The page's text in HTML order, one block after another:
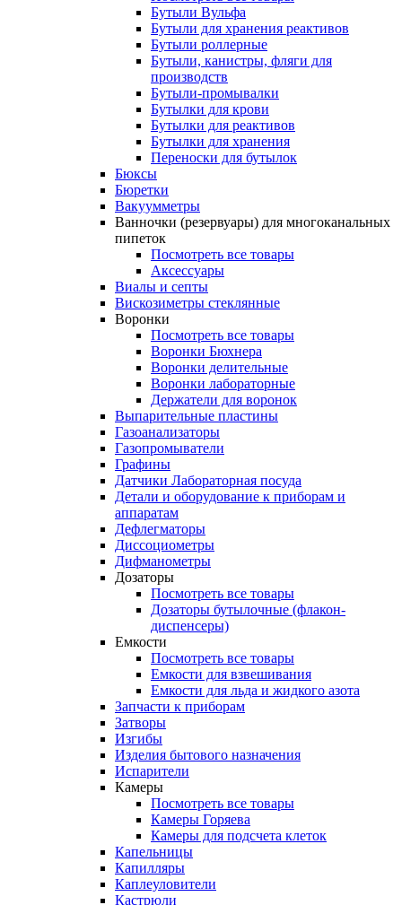
Бутыли Вульфа
Бутыли для хранения реактивов
Бутыли роллерные
Бутыли, канистры, фляги для
производств
Бутыли-промывалки
Бутылки для крови
Бутылки для реактивов
Бутылки для хранения
Переноски для бутылок
Бюксы
Бюретки
Вакуумметры
Ванночки (резервуары) для многоканальных
пипеток
Посмотреть все товары
Аксессуары
Виалы и септы
Вискозиметры стеклянные
Воронки
Посмотреть все товары
Воронки Бюхнера
Воронки делительные
Воронки лабораторные
Держатели для воронок
Выпарительные пластины
Газоанализаторы
Газопромыватели
Графины
Датчики Лабораторная посуда
Детали и оборудование к приборам и
аппаратам
Дефлегматоры
Диссоциометры
Дифманометры
Дозаторы
Посмотреть все товары
Дозаторы бутылочные (флакон-
диспенсеры)
Емкости
Посмотреть все товары
Емкости для взвешивания
Емкости для льда и жидкого азота
Запчасти к приборам
Затворы
Изгибы
Изделия бытового назначения
Испарители
Камеры
Посмотреть все товары
Камеры Горяева
Камеры для подсчета клеток
Капельницы
Капилляры
Каплеуловители
Кастрюли